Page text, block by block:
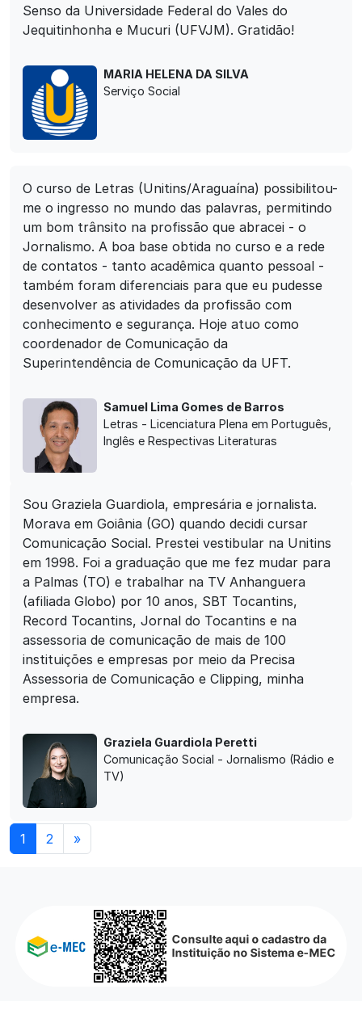
Senso da Universidade Federal do Vales do
Jequitinhonha e Mucuri (UFVJM). Gratidão!
MARIA HELENA DA SILVA
Serviço Social
O curso de Letras (Unitins/Araguaína) possibilitou-
me o ingresso no mundo das palavras, permitindo
um bom trânsito na profissão que abracei - o
Jornalismo. A boa base obtida no curso e a rede
de contatos - tanto acadêmica quanto pessoal -
também foram diferenciais para que eu pudesse
desenvolver as atividades da profissão com
conhecimento e segurança. Hoje atuo como
coordenador de Comunicação da
Superintendência de Comunicação da UFT.
Samuel Lima Gomes de Barros
Letras - Licenciatura Plena em Português,
Inglês e Respectivas Literaturas
Sou Graziela Guardiola, empresária e jornalista.
Morava em Goiânia (GO) quando decidi cursar
Comunicação Social. Prestei vestibular na Unitins
em 1998. Foi a graduação que me fez mudar para
a Palmas (TO) e trabalhar na TV Anhanguera
(afiliada Globo) por 10 anos, SBT Tocantins,
Record Tocantins, Jornal do Tocantins e na
assessoria de comunicação de mais de 100
instituições e empresas por meio da Precisa
Assessoria de Comunicação e Clipping, minha
empresa.
Graziela Guardiola Peretti
Comunicação Social - Jornalismo (Rádio e
TV)
1 (current)
2 »